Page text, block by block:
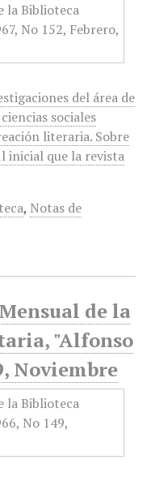
del área de
sociales
literaria. Sobre
inicial que la revista
, Notas de
de la
"Alfonso
Noviembre